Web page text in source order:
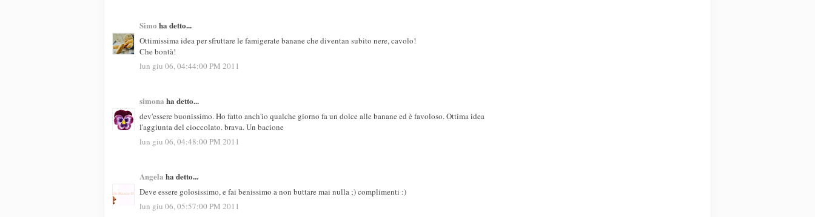
Simo ha detto...
Ottimissima idea per sfruttare le famigerate banane che diventan subito nere, cavolo!
Che bontà!
lun giu 06, 04:44:00 PM 2011
simona ha detto...
dev'essere buonissimo. Ho fatto anch'io qualche giorno fa un dolce alle banane ed è favoloso. Ottima idea
l'aggiunta del cioccolato. brava. Un bacione
lun giu 06, 04:48:00 PM 2011
Angela ha detto...
Deve essere golosissimo, e fai benissimo a non buttare mai nulla ;) complimenti :)
lun giu 06, 05:57:00 PM 2011